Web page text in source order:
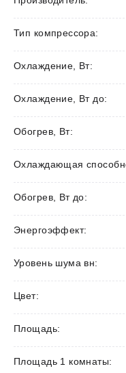
Тип компрессора:
Охлаждение, Вт:
Охлаждение, Вт до:
Обогрев, Вт:
Охлаждающая
Обогрев, Вт до:
Энергоэффект:
Уровень шума вн:
Цвет:
Площадь:
Площадь 1 комнаты: